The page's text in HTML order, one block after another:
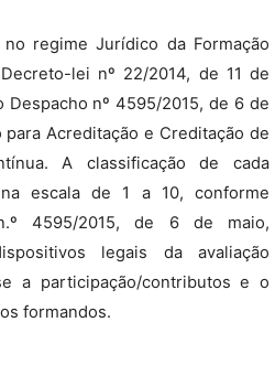
regime Jurídico da Formação
lei nº 22/2014, de 11 de
nº 4595/2015, de 6 de
para Acreditação e Creditação de
A classificação de cada
escala de 1 a 10, conforme
4595/2015, de 6 de maio,
legais da avaliação
a participação/contributos e o
formandos.